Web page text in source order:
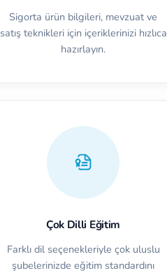
Sigorta ürün bilgileri, mevzuat ve
satış teknikleri için içeriklerinizi hızlıca
hazırlayın.
Çok Dilli Eğitim
Farklı dil seçenekleriyle çok uluslu
şubelerinizde eğitim standardını